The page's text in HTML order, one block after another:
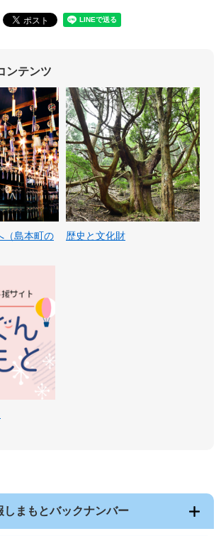
ンテンツ
（島本町の
歴史と文化財
しまもとバックナンバー